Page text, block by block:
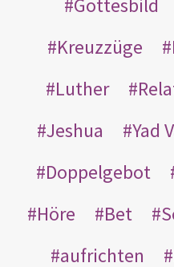
Kreuzzüge
Luther
Jeshua
Yad
Doppelgebot
Höre
Bet
aufrichten